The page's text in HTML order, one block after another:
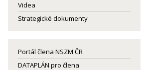
Videa
Strategické dokumenty
Portál člena NSZM ČR
DATAPLÁN pro člena